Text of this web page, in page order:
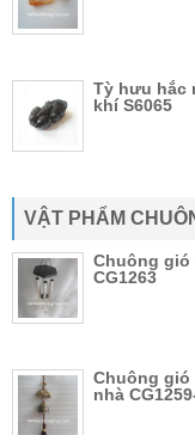
Tỳ hưu hắc
khí S6065
VẬT PHẨM
Chuông gió
CG1263
Chuông gió
nhà